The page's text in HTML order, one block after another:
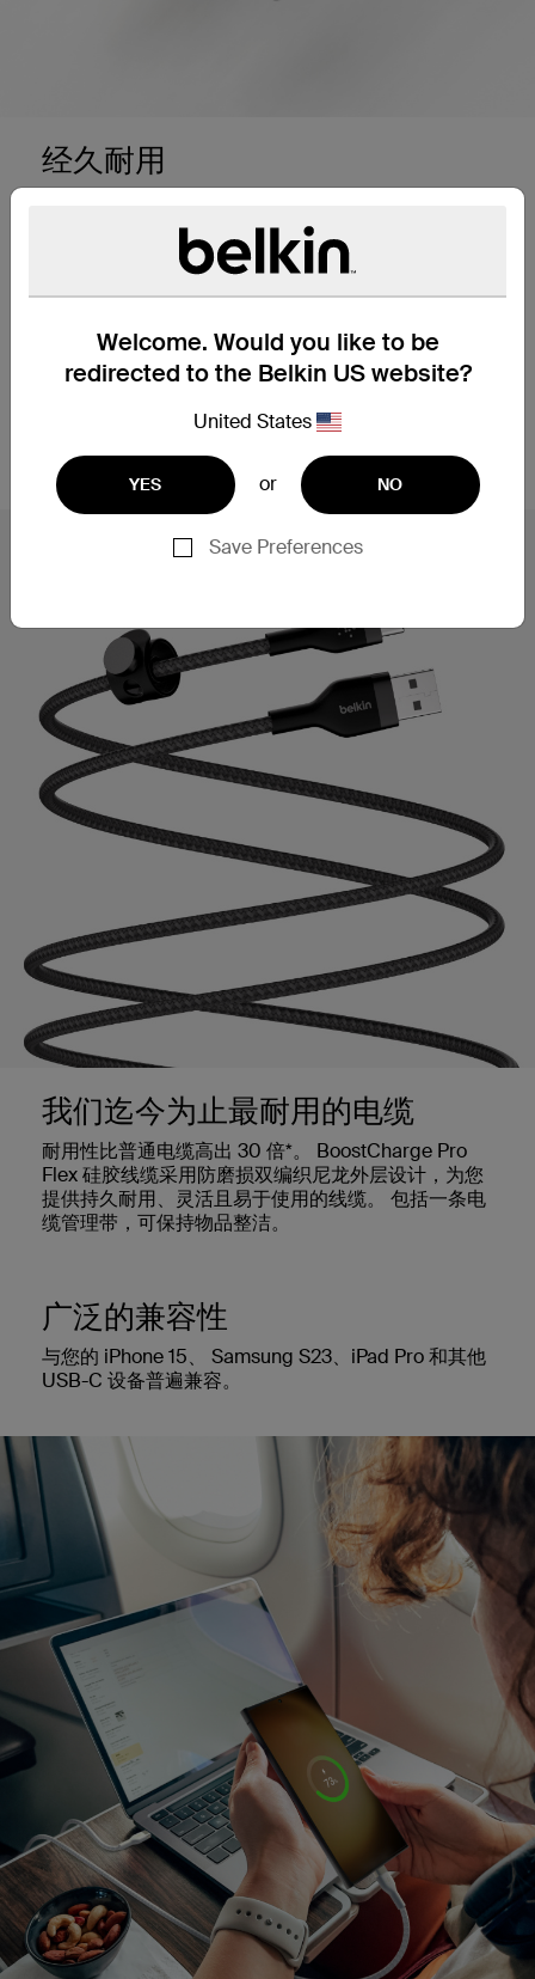
Welcome. Would you like to be
redirected to the Belkin US website?
United States
YES or NO
Save Preferences
经久耐用
*，*这些 USB-C 电缆使用寿命长，可与任何标准
USB-C 端口配合使用。 它们还通过了 USB-IF 认证，
可在您的所有设备上实现安全、无缝的性能。
插入能配合快速充电
这款 USB-C 转 USB-C 数据线支持 USB-C PD 快速
充电，可在 27 分钟内为三星 S23 Ultra 从 0% 充电至
50%**。
我们迄今为止最耐用的电缆
耐用性比普通电缆高出 30 倍*。 BoostCharge Pro
Flex 硅胶线缆采用防磨损双编织尼龙外层设计，为您
提供持久耐用、灵活且易于使用的线缆。 包括一条电
缆管理带，可保持物品整洁。
广泛的兼容性
与您的 iPhone 15、 Samsung S23、iPad Pro 和其他
USB-C 设备普遍兼容。